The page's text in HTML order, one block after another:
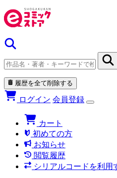
履歴を全て削除する
ログイン 会員登録
カート
初めての方
お知らせ
閲覧履歴
シリアルコードを利用